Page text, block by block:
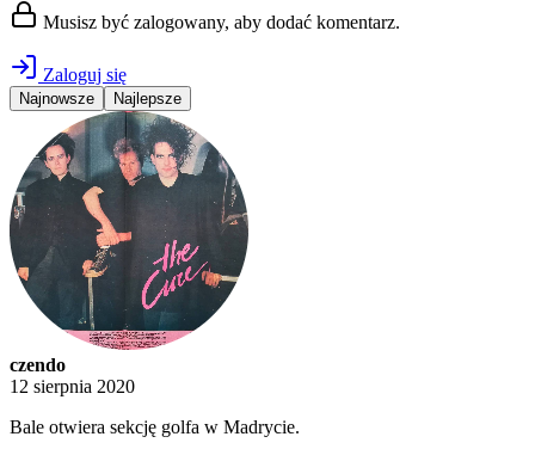
Musisz być zalogowany, aby dodać komentarz.
Zaloguj się
Najnowsze Najlepsze
czendo
12 sierpnia 2020
Bale otwiera sekcję golfa w Madrycie.